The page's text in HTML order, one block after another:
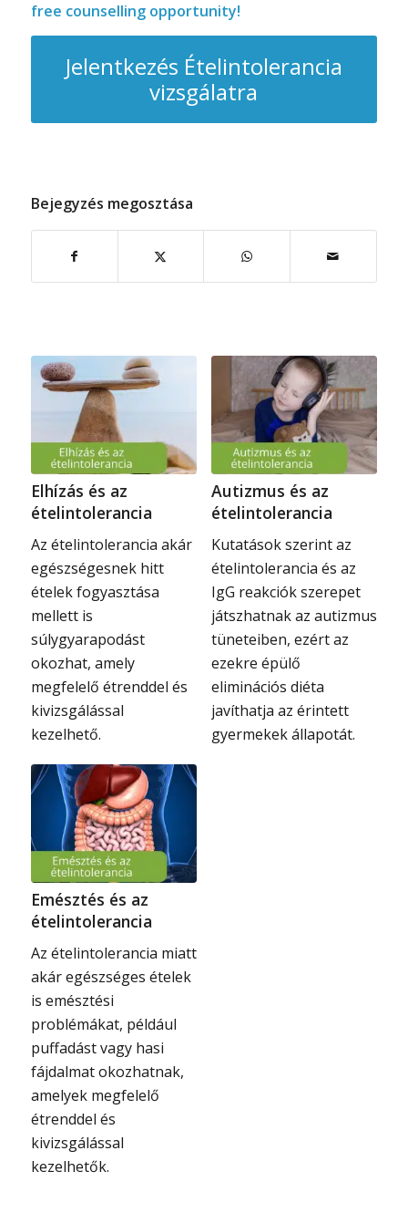
free counselling opportunity!
Jelentkezés Ételintolerancia
vizsgálatra
Bejegyzés megosztása
Elhízás és az
ételintolerancia
Az ételintolerancia akár
egészségesnek hitt
ételek fogyasztása
mellett is
súlygyarapodást
okozhat, amely
megfelelő étrenddel és
kivizsgálással
kezelhető.
Autizmus és az
ételintolerancia
Kutatások szerint az
ételintolerancia és az
IgG reakciók szerepet
játszhatnak az autizmus
tüneteiben, ezért az
ezekre épülő
eliminációs diéta
javíthatja az érintett
gyermekek állapotát.
Emésztés és az
ételintolerancia
Az ételintolerancia miatt
akár egészséges ételek
is emésztési
problémákat, például
puffadást vagy hasi
fájdalmat okozhatnak,
amelyek megfelelő
étrenddel és
kivizsgálással
kezelhetők.